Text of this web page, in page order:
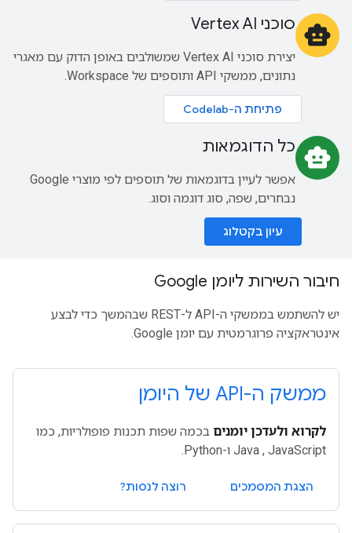
smart_toy סוכני Vertex AI
יצירת סוכני Vertex AI שמשולבים באופן הדוק עם מאגרי
נתונים, ממשקי API ותוספים של Workspace.
פתיחת ה-Codelab
smart_toy כל הדוגמאות
אפשר לעיין בדוגמאות של תוספים לפי מוצרי Google
נבחרים, שפה, סוג דוגמה וסוג.
עיון בקטלוג
חיבור השירות ליומן Google
יש להשתמש בממשקי ה-API ל-REST שבהמשך כדי לבצע
אינטראקציה פרוגרמטית עם יומן Google.
ממשק ה-API של היומן
לקרוא ולעדכן יומנים בכמה שפות תכנות פופולריות, כמו
Java , JavaScript ו-Python.
הצגת המסמכים רוצה לנסות?